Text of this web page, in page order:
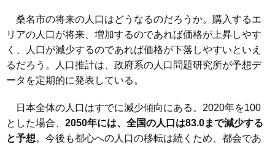
桑名市の将来の人口はどうなるのだろうか。購入するエ
リアの人口が将来、増加するのであれば価格が上昇しやす
く、人口が減少するのであれば価格が下落しやすいといえ
るだろう。人口推計は、政府系の人口問題研究所が予想デ
ータを定期的に発表している。
日本全体の人口はすでに減少傾向にある。2020年を100
とした場合、 2050年には、全国の人口は83.0まで減少する
と予想。今後も都心への人口の移転は続くため、都会であ